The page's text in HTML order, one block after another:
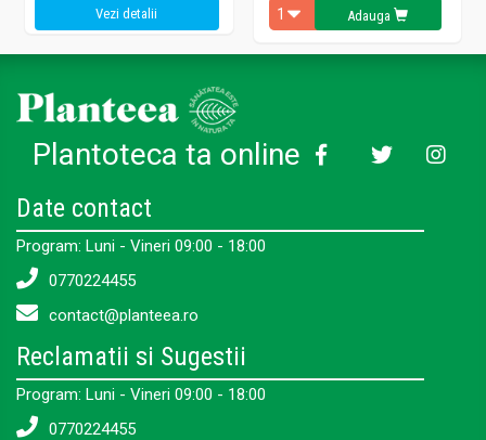
Vezi detalii Adauga
Plantoteca ta online
Date contact
Program: Luni - Vineri 09:00 - 18:00
0770224455
contact@planteea.ro
Reclamatii si Sugestii
Program: Luni - Vineri 09:00 - 18:00
0770224455